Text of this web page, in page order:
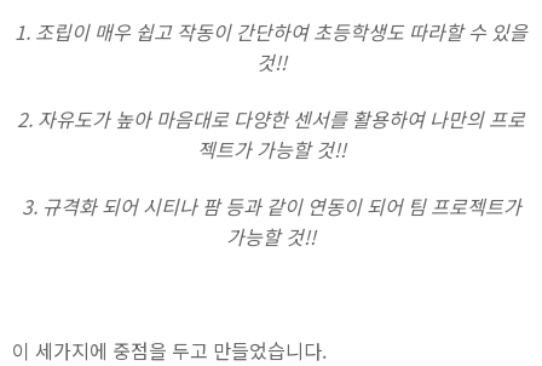
1. 조립이 매우 쉽고 작동이 간단하여 초등학생도 따라할 수 있을
것!!
2. 자유도가 높아 마음대로 다양한 센서를 활용하여 나만의 프로
젝트가 가능할 것!!
3. 규격화 되어 시티나 팜 등과 같이 연동이 되어 팀 프로젝트가
가능할 것!!
이 세가지에 중점을 두고 만들었습니다.